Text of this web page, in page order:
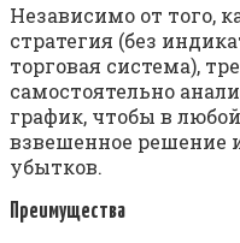
Независимо от того,
стратегия (без
торговая система),
самостоятельно
график, чтобы в
взвешенное решение
убытков.
Преимущества